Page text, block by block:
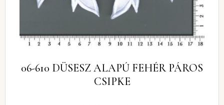
06-610 DÜSESZ ALAPÚ FEHÉR PÁROS
CSIPKE